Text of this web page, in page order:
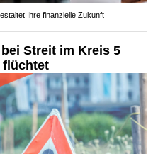
Ihre finanzielle Zukunft
Streit im Kreis 5
flüchtet